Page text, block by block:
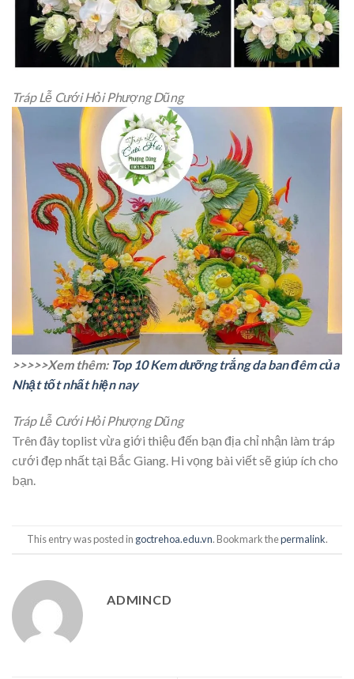
Tráp Lễ Cưới Hỏi Phượng Dũng
>>>>>Xem thêm: Top 10 Kem dưỡng trắng da ban đêm của
Nhật tốt nhất hiện nay
Tráp Lễ Cưới Hỏi Phượng Dũng
Trên đây toplist vừa giới thiệu đến bạn địa chỉ nhận làm tráp
cưới đẹp nhất tại Bắc Giang. Hi vọng bài viết sẽ giúp ích cho
bạn.
This entry was posted in goctrehoa.edu.vn. Bookmark thepermalink.
ADMINCD